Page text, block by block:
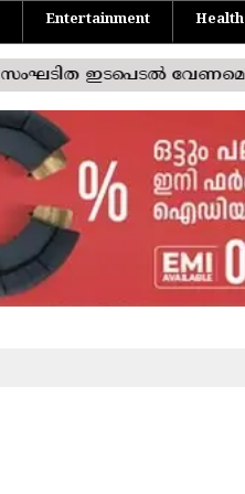
Entertainment Health